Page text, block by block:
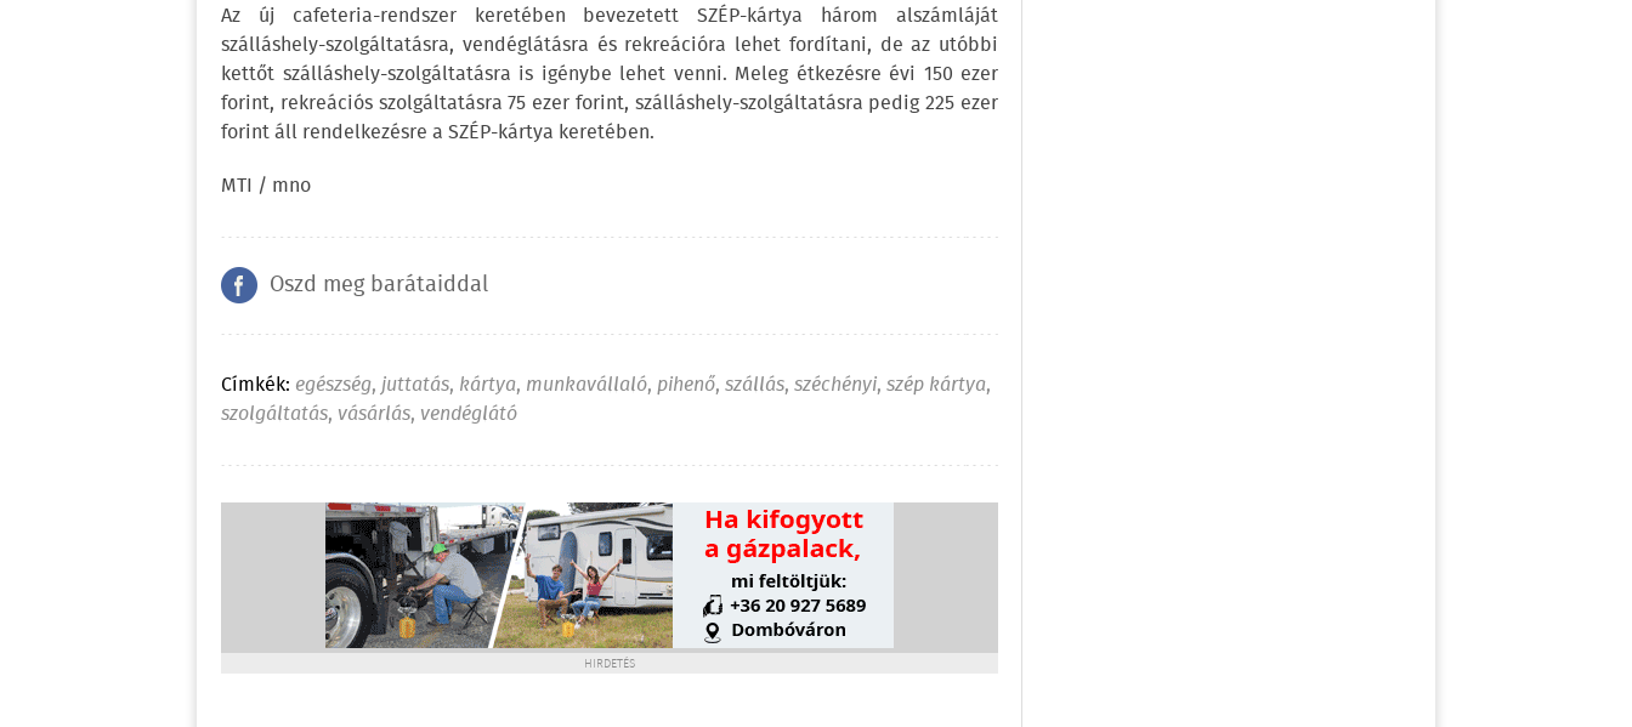
Az új cafeteria-rendszer keretében bevezetett SZÉP-kártya három alszámláját
szálláshely-szolgáltatásra, vendéglátásra és rekreációra lehet fordítani, de az utóbbi
kettőt szálláshely-szolgáltatásra is igénybe lehet venni. Meleg étkezésre évi 150 ezer
forint, rekreációs szolgáltatásra 75 ezer forint, szálláshely-szolgáltatásra pedig 225 ezer
forint áll rendelkezésre a SZÉP-kártya keretében.
MTI / mno
Oszd meg barátaiddal
Címkék: egészség,juttatás, kártya, munkavállaló, pihenő, szállás, széchényi, szép kártya,
szolgáltatás, vásárlás, vendéglátó
HIRDETÉS